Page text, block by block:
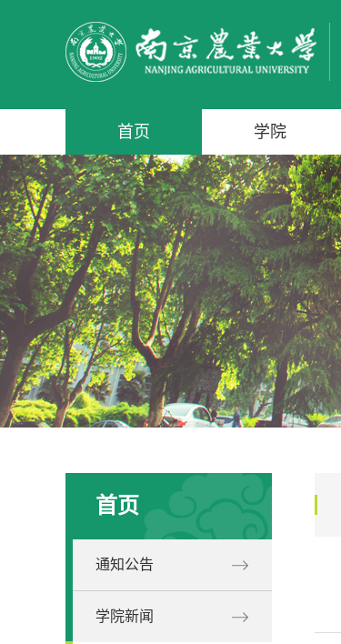
首页 学院
首页
通知公告
学院新闻